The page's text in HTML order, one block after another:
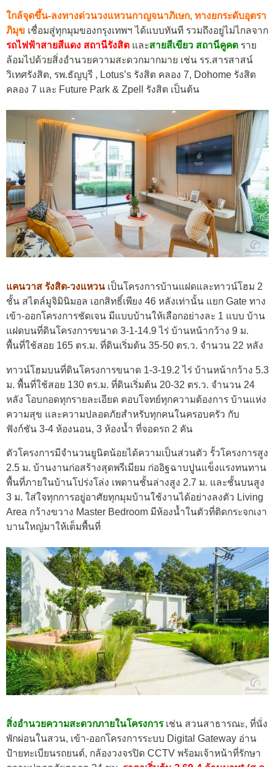
ใกล้จุดขึ้น-ลงทางด่วนวงแหวนกาญจนาภิเษก, ทางยกระดับอุตรา
ภิมุข เชื่อมสู่ทุกมุมของกรุงเทพฯ ได้แบบทันที รวมถึงอยู่ไม่ไกลจาก
รถไฟฟ้าสายสีแดง สถานีรังสิต และสายสีเขียว สถานีคูคต ราย
ล้อมไปด้วยสิ่งอำนวยความสะดวกมากมาย เช่น รร.สารสาสน์
วิเทศรังสิต, รพ.ธัญบุรี , Lotus’s รังสิต คลอง 7, Dohome รังสิต
คลอง 7 และ Future Park & Zpell รังสิต เป็นต้น
แคนวาส รังสิต-วงแหวน เป็นโครงการบ้านแฝดและทาวน์โฮม 2
ชั้น สไตล์มูจิมินิมอล เอกสิทธิ์เพียง 46 หลังเท่านั้น แยก Gate ทาง
เข้า-ออกโครงการชัดเจน มีแบบบ้านให้เลือกอย่างละ 1 แบบ บ้าน
แฝดบนที่ดินโครงการขนาด 3-1-14.9 ไร่ บ้านหน้ากว้าง 9 ม.
พื้นที่ใช้สอย 165 ตร.ม. ที่ดินเริ่มต้น 35-50 ตร.ว. จำนวน 22 หลัง
ทาวน์โฮมบนที่ดินโครงการขนาด 1-3-19.2 ไร่ บ้านหน้ากว้าง 5.3
ม. พื้นที่ใช้สอย 130 ตร.ม. ที่ดินเริ่มต้น 20-32 ตร.ว. จำนวน 24
หลัง โอบกอดทุกรายละเอียด ตอบโจทย์ทุกความต้องการ บ้านแห่ง
ความสุข และความปลอดภัยสำหรับทุกคนในครอบครัว กับ
ฟังก์ชัน 3-4 ห้องนอน, 3 ห้องน้ำ ที่จอดรถ 2 คัน
ตัวโครงการมีจำนวนยูนิตน้อยได้ความเป็นส่วนตัว รั้วโครงการสูง
2.5 ม. บ้านงานก่อสร้างสุดพรีเมียม ก่ออิฐฉาบปูนแข็งแรงทนทาน
พื้นที่ภายในบ้านโปร่งโล่ง เพดานชั้นล่างสูง 2.7 ม. และชั้นบนสูง
3 ม. ใส่ใจทุกการอยู่อาศัยทุกมุมบ้านใช้งานได้อย่างลงตัว Living
Area กว้างขวาง Master Bedroom มีห้องน้ำในตัวที่ติดกระจกเงา
บานใหญ่มาให้เต็มพื้นที่
สิ่งอำนวยความสะดวกภายในโครงการเช่น สวนสาธารณะ, ที่นั่ง
พักผ่อนในสวน, เข้า-ออกโครงการระบบ Digital Gateway อ่าน
ป้ายทะเบียนรถยนต์, กล้องวงจรปิด CCTV พร้อมเจ้าหน้าที่รักษา